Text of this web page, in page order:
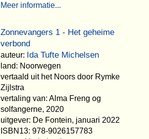
Meer informatie...
Zonnevangers 1 - Het geheime
verbond
auteur: Ida Tufte Michelsen
land: Noorwegen
vertaald uit het Noors door Rymke
Zijlstra
vertaling van: Alma Freng og
solfangerne, 2020
uitgever: De Fontein, januari 2022
ISBN13: 978-9026157783